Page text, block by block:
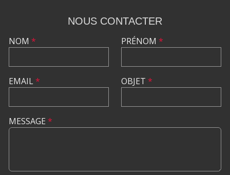
NOUS CONTACTER
NOM *
EMAIL*
PRÉNOM *
OBJET *
MESSAGE *